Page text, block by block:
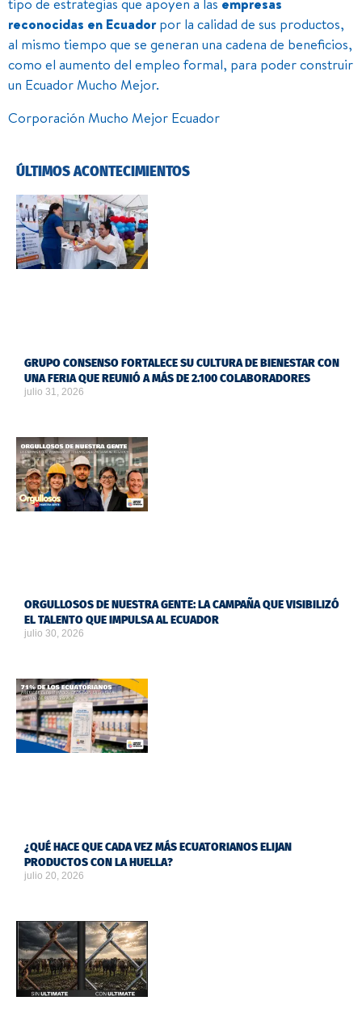
tipo de estrategias que apoyen a las empresas
reconocidas en Ecuadorpor la calidad de sus productos,
al mismo tiempo que se generan una cadena de beneficios,
como el aumento del empleo formal, para poder construir
un Ecuador Mucho Mejor.
Corporación Mucho Mejor Ecuador
ÚLTIMOS ACONTECIMIENTOS
GRUPO CONSENSO FORTALECE SU CULTURA DE BIENESTAR CON
UNA FERIA QUE REUNIÓ A MÁS DE 2.100 COLABORADORES
julio 31, 2026
ORGULLOSOS DE NUESTRA GENTE: LA CAMPAÑA QUE VISIBILIZÓ
EL TALENTO QUE IMPULSA AL ECUADOR
julio 30, 2026
¿QUÉ HACE QUE CADA VEZ MÁS ECUATORIANOS ELIJAN
PRODUCTOS CON LA HUELLA?
julio 20, 2026